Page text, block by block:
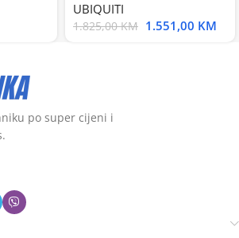
UBIQUITI
1.825,00KM 1.551,00 KM
po super cijeni i